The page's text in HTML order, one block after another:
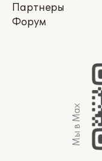
Партнеры
Форум
Мы в Max